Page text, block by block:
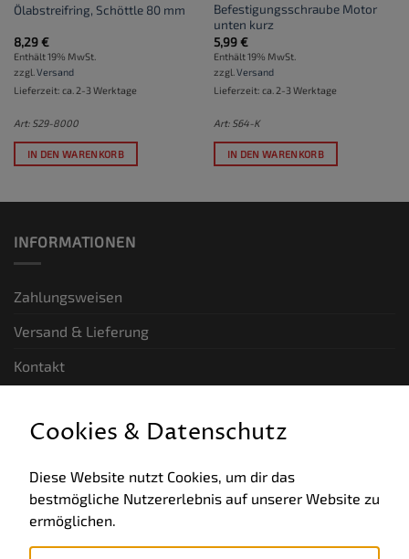
Ölabstreifring, Schöttle 80 mm
8,29€
Enthält 19% MwSt.
zzgl. Versand
Lieferzeit: ca. 2-3 Werktage
Art: S29-8000
IN DEN WARENKORB
Befestigungsschraube Motor
unten kurz
5,99€
Enthält 19% MwSt.
zzgl. Versand
Lieferzeit: ca. 2-3 Werktage
Art: S64-K
IN DEN WARENKORB
INFORMATIONEN
Zahlungsweisen
Versand & Lieferung
Kontakt
Allgemeine Geschäftsbedingungen
Datenschutz
Cookies & Datenschutz
Diese Website nutzt Cookies, um dir das
bestmögliche Nutzererlebnis auf unserer Website zu
ermöglichen.